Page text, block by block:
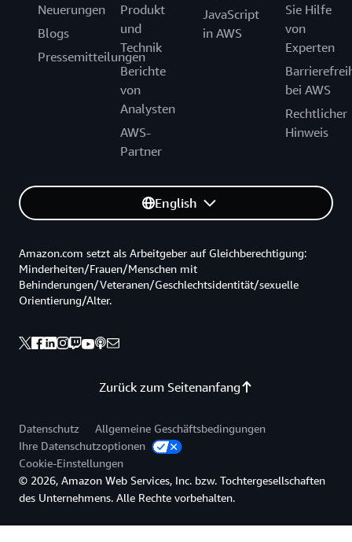
Neuerungen
Blogs
Pressemitteilungen
Produkt
und
Technik
Berichte
von
Analysten
AWS-
Partner
JavaScript
in AWS
Sie Hilfe
von
Experten
bei AWS
Rechtlicher
Hinweis
English
Zurück zum Seitenanfang
Amazon.com setzt als Arbeitgeber auf Gleichberechtigung:
Minderheiten/Frauen/Menschen mit
Behinderungen/Veteranen/Geschlechtsidentität/sexuelle
Orientierung/Alter.
Datenschutz
Allgemeine Geschäftsbedingungen
Ihre Datenschutzoptionen
Cookie-Einstellungen
© 2026, Amazon Web Services, Inc. bzw. Tochtergesellschaften
des Unternehmens. Alle Rechte vorbehalten.